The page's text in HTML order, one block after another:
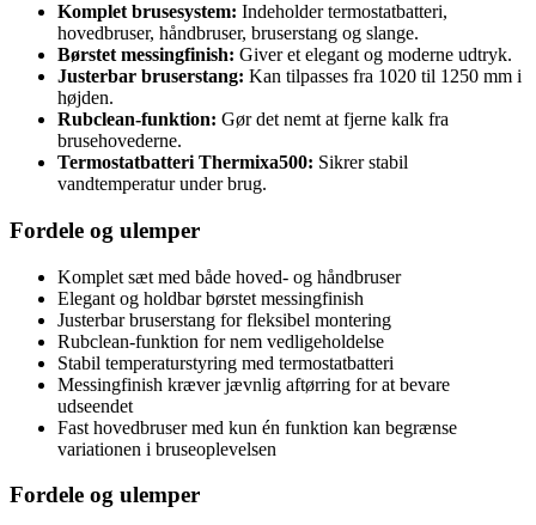
Komplet brusesystem: Indeholder termostatbatteri,
hovedbruser, håndbruser, bruserstang og slange.
Børstet messingfinish: Giver et elegant og moderne udtryk.
Justerbar bruserstang: Kan tilpasses fra 1020 til 1250 mm i
højden.
Rubclean-funktion: Gør det nemt at fjerne kalk fra
brusehovederne.
Termostatbatteri Thermixa500: Sikrer stabil
vandtemperatur under brug.
Fordele og ulemper
Komplet sæt med både hoved- og håndbruser
Elegant og holdbar børstet messingfinish
Justerbar bruserstang for fleksibel montering
Rubclean-funktion for nem vedligeholdelse
Stabil temperaturstyring med termostatbatteri
Messingfinish kræver jævnlig aftørring for at bevare
udseendet
Fast hovedbruser med kun én funktion kan begrænse
variationen i bruseoplevelsen
Fordele og ulemper